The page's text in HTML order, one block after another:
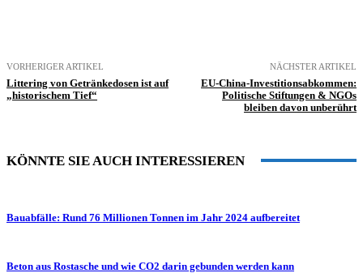
VORHERIGER ARTIKEL
Littering von Getränkedosen ist auf
„historischem Tief“
NÄCHSTER ARTIKEL
EU-China-Investitionsabkommen:
Politische Stiftungen & NGOs
bleiben davon unberührt
KÖNNTE SIE AUCH INTERESSIEREN
Bauabfälle: Rund 76 Millionen Tonnen im Jahr 2024 aufbereitet
Beton aus Rostasche und wie CO2 darin gebunden werden kann